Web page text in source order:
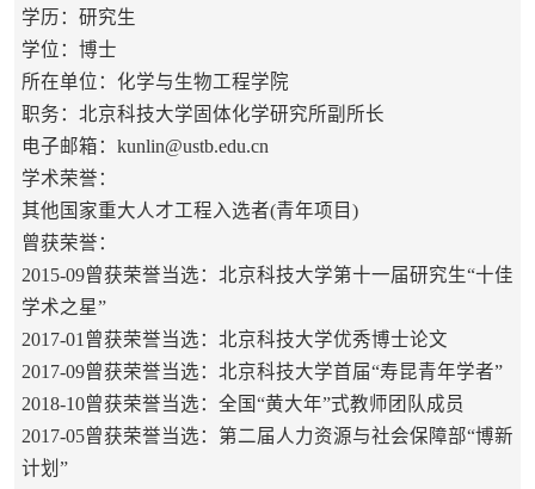
学历：研究生
学位：博士
所在单位：化学与生物工程学院
职务：北京科技大学固体化学研究所副所长
电子邮箱： kunlin@ustb.edu.cn
学术荣誉：
其他国家重大人才工程入选者(青年项目)
曾获荣誉：
2015-09曾获荣誉当选：北京科技大学第十一届研究生“十佳
学术之星”
2017-01曾获荣誉当选：北京科技大学优秀博士论文
2017-09曾获荣誉当选：北京科技大学首届“寿昆青年学者”
2018-10曾获荣誉当选：全国“黄大年”式教师团队成员
2017-05曾获荣誉当选：第二届人力资源与社会保障部“博新
计划”